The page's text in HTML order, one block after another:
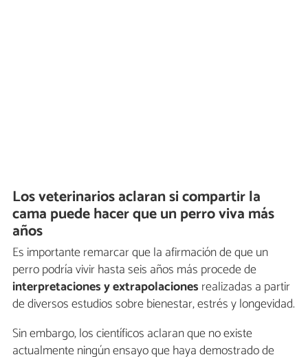
Los veterinarios aclaran si compartir la
cama puede hacer que un perro viva más
años
Es importante remarcar que la afirmación de que un
perro podría vivir hasta seis años más procede de
interpretaciones y extrapolaciones realizadas a partir
de diversos estudios sobre bienestar, estrés y longevidad.
Sin embargo, los científicos aclaran que no existe
actualmente ningún ensayo que haya demostrado de